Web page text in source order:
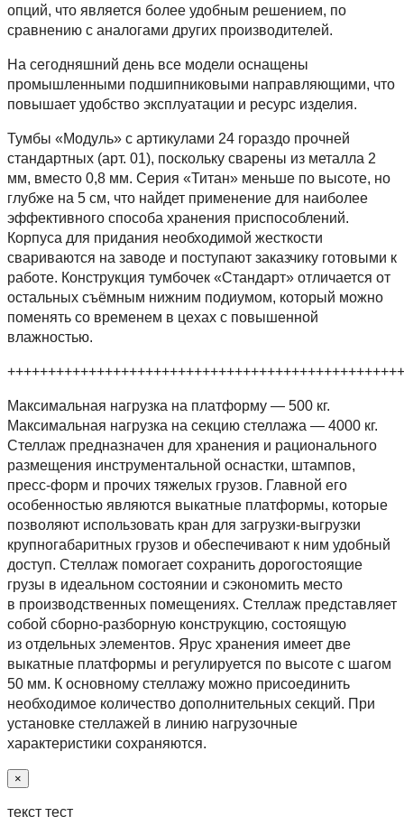
опций, что является более удобным решением, по
сравнению с аналогами других производителей.
На сегодняшний день все модели оснащены
промышленными подшипниковыми направляющими, что
повышает удобство эксплуатации и ресурс изделия.
Тумбы «Модуль» с артикулами 24 гораздо прочней
стандартных (арт. 01), поскольку сварены из металла 2
мм, вместо 0,8 мм. Серия «Титан» меньше по высоте, но
глубже на 5 см, что найдет применение для наиболее
эффективного способа хранения приспособлений.
Корпуса для придания необходимой жесткости
свариваются на заводе и поступают заказчику готовыми к
работе. Конструкция тумбочек «Стандарт» отличается от
остальных съёмным нижним подиумом, который можно
поменять со временем в цехах с повышенной
влажностью.
Максимальная нагрузка на платформу — 500 кг.
Максимальная нагрузка на секцию стеллажа — 4000 кг.
Cтеллаж предназначен для хранения и рационального
размещения инструментальной оснастки, штампов,
пресс-форм и прочих тяжелых грузов. Главной его
особенностью являются выкатные платформы, которые
позволяют использовать кран для загрузки-выгрузки
крупногабаритных грузов и обеспечивают к ним удобный
доступ. Стеллаж помогает сохранить дорогостоящие
грузы в идеальном состоянии и сэкономить место
в производственных помещениях. Стеллаж представляет
собой сборно-разборную конструкцию, состоящую
из отдельных элементов. Ярус хранения имеет две
выкатные платформы и регулируется по высоте с шагом
50 мм. К основному стеллажу можно присоединить
необходимое количество дополнительных секций. При
установке стеллажей в линию нагрузочные
характеристики сохраняются.
×
текст тест